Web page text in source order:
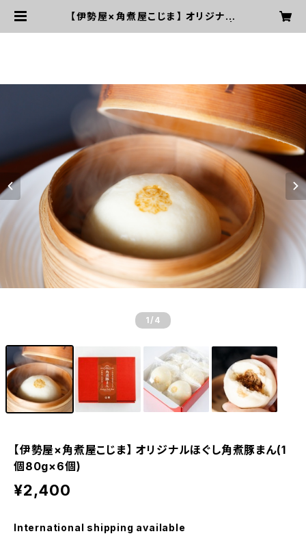
【伊勢屋×角煮屋こじま】 オリジナル
1 /4
【伊勢屋×角煮屋こじま】 オリジナルほぐし角煮豚まん(1
個80g×6個)
¥2,400
International shipping available